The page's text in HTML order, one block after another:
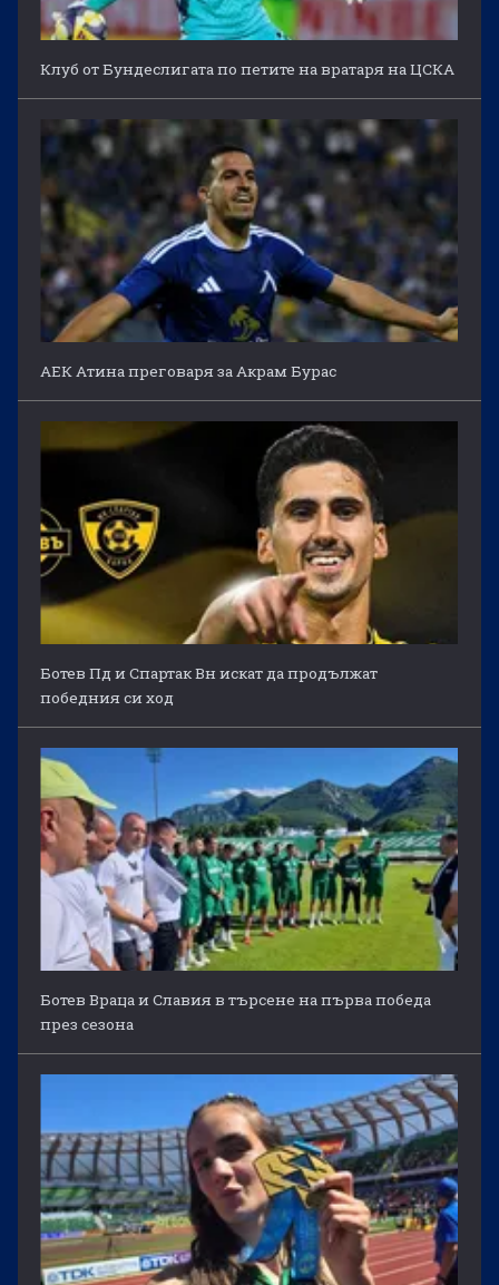
Клуб от Бундеслигата по петите на вратаря на ЦСКА
АЕК Атина преговаря за Акрам Бурас
Ботев Пд и Спартак Вн искат да продължат
победния си ход
Ботев Враца и Славия в търсене на първа победа
през сезона